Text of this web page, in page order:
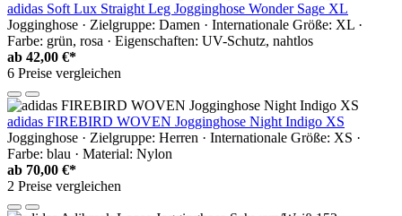
adidas Soft Lux Straight Leg Jogginghose Wonder Sage XL
Jogginghose · Zielgruppe: Damen · Internationale Größe: XL ·
Farbe: grün, rosa · Eigenschaften: UV-Schutz, nahtlos
ab 42,00 €*
6 Preise vergleichen
adidas FIREBIRD WOVEN Jogginghose Night Indigo XS
Jogginghose · Zielgruppe: Herren · Internationale Größe: XS ·
Farbe: blau · Material: Nylon
ab 70,00 €*
2 Preise vergleichen